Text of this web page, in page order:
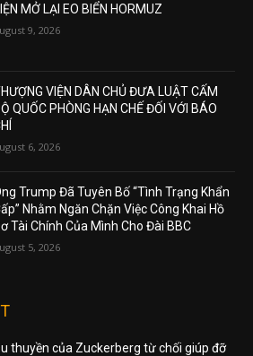
MỞ LẠI EO BIỂN HORMUZ
9, 2026
VIỆN DÂN CHỦ ĐƯA LUẬT CẤM
QUỐC PHÒNG HẠN CHẾ ĐỐI VỚI BÁO
6, 2026
Trump Đã Tuyên Bố “Tình Trạng Khẩn
Nhằm Ngăn Chặn Việc Công Khai Hồ
Tài Chính Của Mình Cho Đài BBC
5, 2026
thuyền của Zuckerberg từ chối giúp đỡ